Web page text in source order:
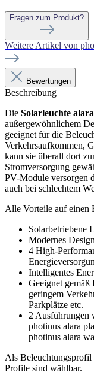
Fragen zum Produkt?
Weitere Artikel von
Bewertungen
Beschreibung
Die Solarleuchte alara
außergewöhnlichem
geeignet für die
Verkehrsaufkommen,
kann sie überall dort
Stromversorgung
PV-Module versorgen
auch bei schlechtem
Alle Vorteile auf einen
Solarbetriebene
Modernes
4 High-
Intelligentes
Geeignet
geringem
Parkplätze etc.
2 Ausführungen
photinus alara
photinus alara
Als Beleuchtungsprofil
Profile sind wählbar.